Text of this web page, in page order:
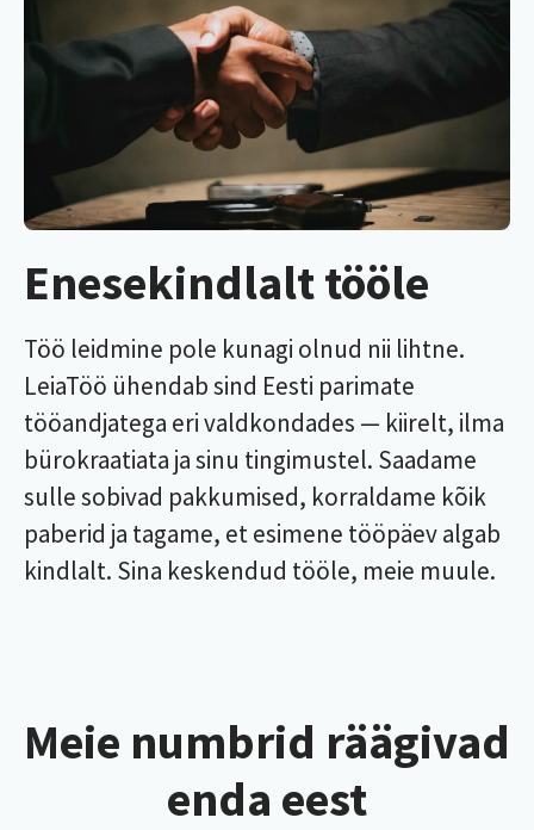
Enesekindlalt tööle
Töö leidmine pole kunagi olnud nii lihtne.
LeiaTöö ühendab sind Eesti parimate
tööandjatega eri valdkondades — kiirelt, ilma
bürokraatiata ja sinu tingimustel. Saadame
sulle sobivad pakkumised, korraldame kõik
paberid ja tagame, et esimene tööpäev algab
kindlalt. Sina keskendud tööle, meie muule.
Meie numbrid räägivad
enda eest